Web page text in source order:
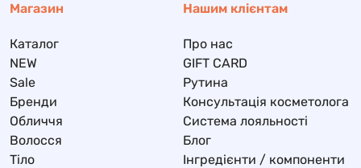
Магазин
Каталог
NEW
Sale
Бренди
Обличчя
Волосся
Тіло
Нашим клієнтам
Про нас
GIFT CARD
Рутина
Консультація косметолога
Система лояльності
Блог
Інгредієнти / компоненти